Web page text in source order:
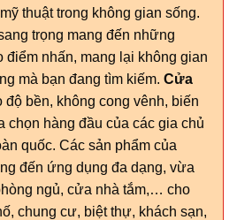
thuật trong không gian sống.
trọng mang đến những
điểm nhấn, mang lại không gian
mà bạn đang tìm kiếm. Cửa
độ bền, không cong vênh, biến
hàng đầu của các gia chủ
quốc. Các sản phẩm của
đến ứng dụng đa dạng, vừa
ngủ, cửa nhà tắm,… cho
chung cư, biệt thự, khách sạn,